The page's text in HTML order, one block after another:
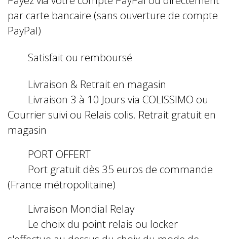
par carte bancaire (sans ouverture de compte
PayPal)
Satisfait ou remboursé
Livraison & Retrait en magasin
Livraison 3 à 10 Jours via COLISSIMO ou
Courrier suivi ou Relais colis. Retrait gratuit en
magasin
PORT OFFERT
Port gratuit dès 35 euros de commande
(France métropolitaine)
Livraison Mondial Relay
Le choix du point relais ou locker